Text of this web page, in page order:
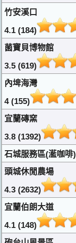
竹安溪口
4.1 (184)
菌寶貝博物館
3.5 (619)
內埤海灣
4 (155)
宜蘭磚窯
3.8 (1392)
石城服務區(灆咖啡)
頭城休閒農場
4.3 (2632)
宜蘭伯朗大道
4.1 (148)